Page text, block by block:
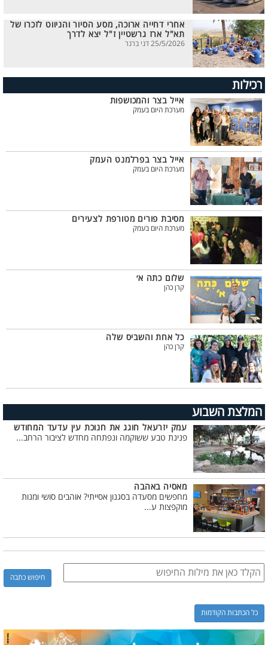
אחרי דחייה ארוכה, מסע הסיור והניווט לזכרו של
תא"ל ארז גרשטיין ז"ל יצא לדרך
25/5/2026 דני ברנר
רכילות
אייל בצר והמכושפות
מערכת היום בעמק
אייל בצר בפרלמנט העמק
מערכת היום בעמק
מסיבת פורים מטורפת לצעירים
מערכת היום בעמק
שלום כתה א׳
קרן כהן
כל אחת והשביס שלה
קרן כהן
המלצת השבוע
עמק יזרעאל חוגג את חנוכת עין עדעד המחודש
פנינת טבע ששוקמה ונפתחה מחדש לציבור הרחב...
מאסיה באהבה
מחפשים מסעדה בסגנון אסייתי? אוהבים סושי ומנות
מוקפצות ע...
כל הכתבות הקודמות